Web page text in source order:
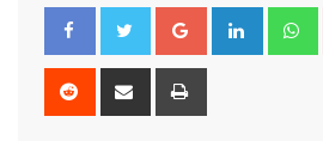
Google+ LinkedIn
Reddit
Share